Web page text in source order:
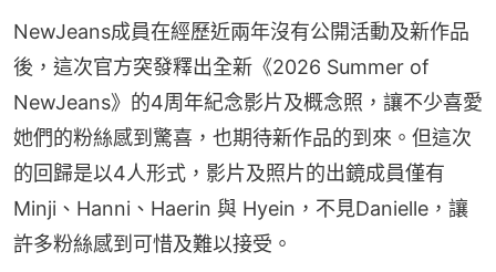
NewJeans成員在經歷近兩年沒有公開活動及新作品
後，這次官方突發釋出全新《2026 Summer of
NewJeans》的4周年紀念影片及概念照，讓不少喜愛
她們的粉絲感到驚喜，也期待新作品的到來。但這次
的回歸是以4人形式，影片及照片的出鏡成員僅有
Minji、Hanni、Haerin 與 Hyein，不見Danielle，讓
許多粉絲感到可惜及難以接受。